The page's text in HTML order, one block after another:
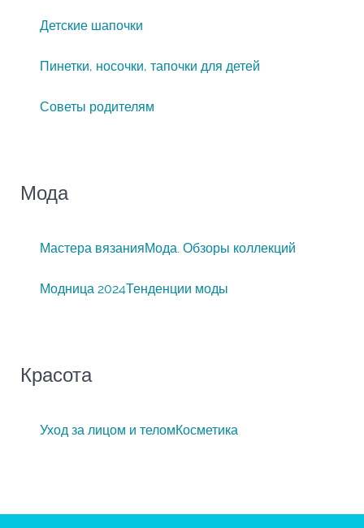
Детские шапочки
Пинетки, носочки, тапочки для детей
Советы родителям
Мода
Мастера вязанияМода. Обзоры коллекций
Модница 2024Тенденции моды
Красота
Уход за лицом и теломКосметика